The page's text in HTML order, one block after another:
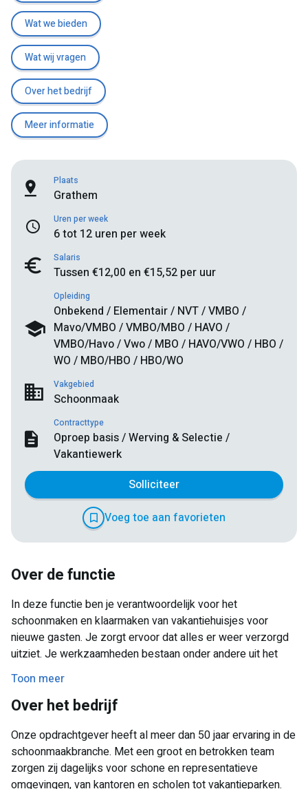
Wat we bieden
Wat wij vragen
Over het bedrijf
Meer informatie
Plaats
Grathem
Uren per week
6 tot 12 uren per week
Salaris
Tussen €12,00 en €15,52 per uur
Opleiding
Onbekend / Elementair / NVT / VMBO /
Mavo/VMBO / VMBO/MBO / HAVO /
VMBO/Havo / Vwo / MBO / HAVO/VWO / HBO /
WO / MBO/HBO / HBO/WO
Vakgebied
Schoonmaak
Contracttype
Oproep basis / Werving & Selectie /
Vakantiewerk
Solliciteer
Voeg toe aan favorieten
Over de functie
In deze functie ben je verantwoordelijk voor het
schoonmaken en klaarmaken van vakantiehuisjes voor
nieuwe gasten. Je zorgt ervoor dat alles er weer verzorgd
uitziet. Je werkzaamheden bestaan onder andere uit het
reinigen van sanitair, het schoonmaken van de keuken,
stofzuigen en dweilen van vloeren en het uitvoeren van
algemene schoonmaakwerkzaamheden. Samen met je
aankomst van nieuwe vakantiegangers.
Toon meer
Over het bedrijf
Onze opdrachtgever heeft al meer dan 50 jaar ervaring in de
schoonmaakbranche. Met een groot en betrokken team
zorgen zij dagelijks voor schone en representatieve
omgevingen, van kantoren en scholen tot vakantieparken.